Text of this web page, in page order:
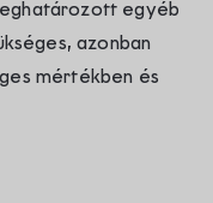
egyéb
azonban
mértékben és